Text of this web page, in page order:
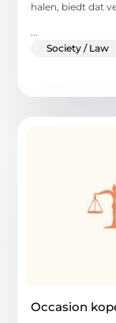
halen, biedt dat
...
Society / Law
Occasion